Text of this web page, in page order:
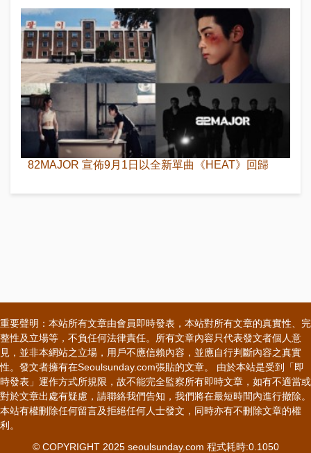
82MAJOR 宣佈9月1日以全新單曲《HEAT》回歸
重要聲明：本站所有文章由會員即時發表，本站對所有文章的真實性、完
整性及立場等，不負任何法律責任。所有文章內容只代表發文者個人意
見，並非本網站之立場，用戶不應信賴內容，並應自行判斷內容之真實
性。發文者擁有在Seoulsunday.com張貼的文章。 由於本站是受到「即
時發表」運作方式所規限，故不能完全監察所有即時文章，如有不適當或
對於文章出處有疑慮，請聯絡我們告知，我們將在最短時間內進行撤除。
本站有權刪除任何留言及拒絕任何人士發文，同時亦有不刪除文章的權
利。
© COPYRIGHT 2025 seoulsunday.com 程式耗時:0.1050